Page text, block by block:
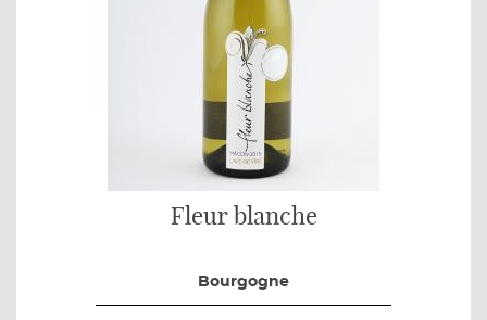
Fleur blanche
Bourgogne